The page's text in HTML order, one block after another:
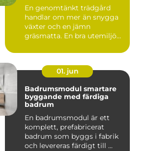
En genomtänkt trädgård
handlar om mer än snygga
växter och en jämn
gräsmatta. En bra utemiljö
01. jun
Badrumsmodul smartare
byggande med färdiga
badrum
En badrumsmodul är ett
komplett, prefabricerat
badrum som byggs i fabrik
och levereras färdigt till ...